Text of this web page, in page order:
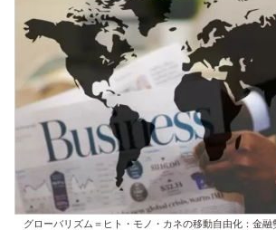
グローバリズム＝ヒト・モノ・カネの移動自由化：金